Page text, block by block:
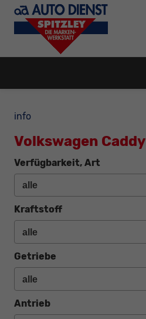
info
Volkswagen Caddy
Verfügbarkeit, Art
Kraftstoff
Getriebe
Antrieb